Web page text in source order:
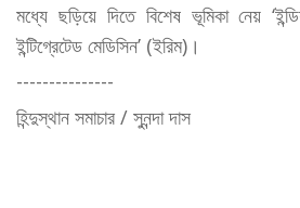
মধ্যে ছড়িয়ে দিতে বিশেষ ভূমিকা নেয়
ইন্টিগ্রেটেড মেডিসিন’ (ইরিম)।
---------------
হিন্দুস্থান সমাচার / সুনন্দা দাস